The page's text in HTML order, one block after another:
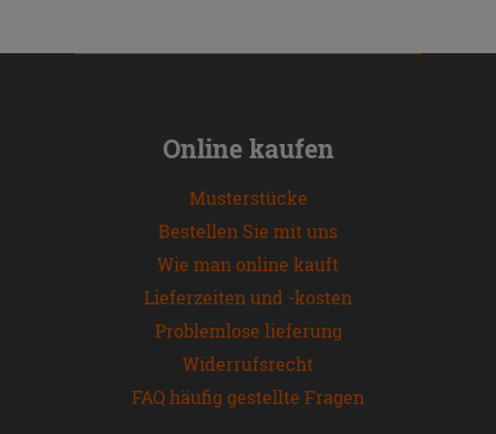
Online kaufen
Musterstücke
Bestellen Sie mit uns
Wie man online kauft
Lieferzeiten und -kosten
Problemlose lieferung
Widerrufsrecht
FAQ häufig gestellte Fragen